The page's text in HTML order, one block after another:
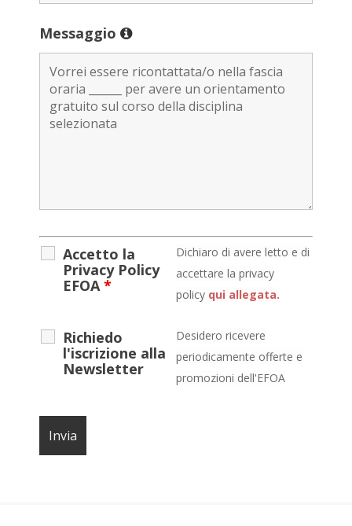
Messaggio
Accetto la
Privacy Policy
EFOA*
Dichiaro di avere letto e di
accettare la privacy
policy qui allegata.
Richiedo
l'iscrizione alla
Newsletter
Desidero ricevere
periodicamente offerte e
promozioni dell'EFOA